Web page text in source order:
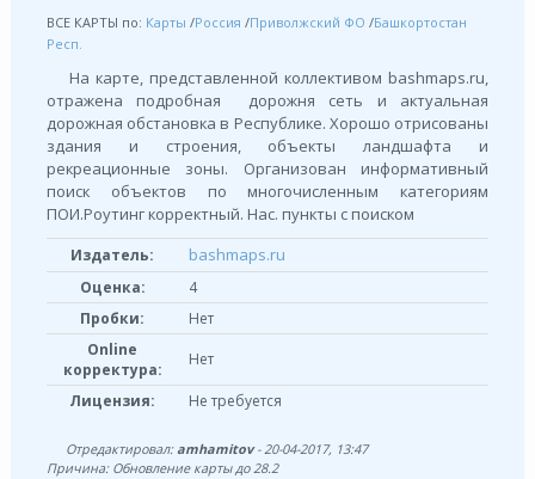
ВСЕ КАРТЫ по: Карты /Россия /Приволжский ФО /Башкортостан
Респ.
На карте, представленной коллективом bashmaps.ru,
отражена подробная дорожня сеть и актуальная
дорожная обстановка в Республике. Хорошо отрисованы
здания и строения, объекты ландшафта и
рекреационные зоны. Организован информативный
поиск объектов по многочисленным категориям
ПОИ.Роутинг корректный. Нас. пункты с поиском
Издатель: bashmaps.ru
Оценка:
4
Пробки:
Нет
Online
корректура:
Нет
Лицензия: Не требуется
Отредактировал: amhamitov- 20-04-2017, 13:47
Причина: Обновление карты до 28.2